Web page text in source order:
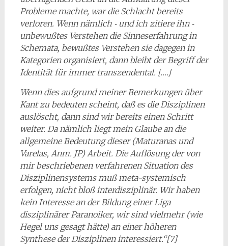
Probleme machte, war die Schlacht bereits
verloren. Wenn nämlich ‑ und ich zitiere ihn ‑
unbewußtes Verstehen die Sinneserfahrung in
Schemata, bewuß­tes Verstehen sie dagegen in
Kategorien organisiert, dann bleibt der Begriff der
Identität für immer transzendental. [….]
Wenn dies aufgrund meiner Bemerkungen über
Kant zu bedeuten scheint, daß es die Disziplinen
auslöscht, dann sind wir bereits einen Schritt
weiter. Da nämlich liegt mein Glaube an die
allgemeine Bedeutung dieser (Maturanas und
Varelas, Anm. JP) Arbeit. Die Auflösung der von
mir beschriebenen verfahrenen Situation des
Disziplinen­systems muß meta-systemisch
erfolgen, nicht bloß interdisziplinär. Wir haben
kein Interesse an der Bildung einer Liga
disziplinärer Paranoiker, wir sind viel­mehr (wie
Hegel uns gesagt hätte) an einer höheren
Synthese der Disziplinen in­teressiert.“[7]